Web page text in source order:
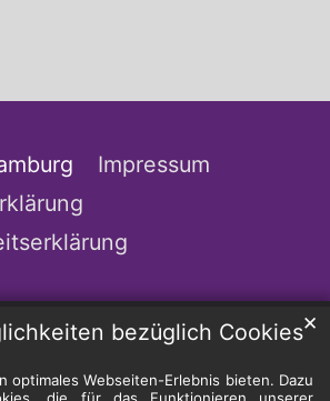
bezüglich Cookies
optimales Webseiten-Erlebnis bieten. Dazu
die für das Funktionieren unserer
✕
Impressum